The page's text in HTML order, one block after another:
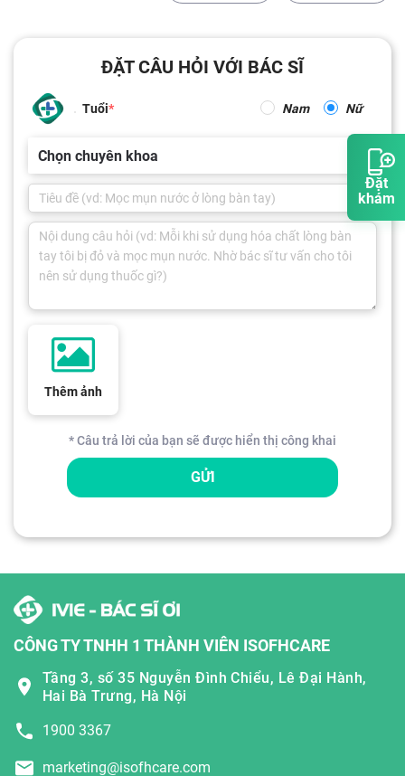
Đặt
khám
ĐẶT CÂU HỎI VỚI BÁC SĨ
Tuổi Nam Nữ
Chọn chuyên khoa
Thêm ảnh
* Câu trả lời của bạn sẽ được hiển thị công khai
GỬI
CÔNG TY TNHH 1 THÀNH VIÊN ISOFHCARE
Tầng 3, số 35 Nguyễn Đình Chiểu, Lê Đại Hành,
Hai Bà Trưng, Hà Nội
1900 3367
marketing@isofhcare.com